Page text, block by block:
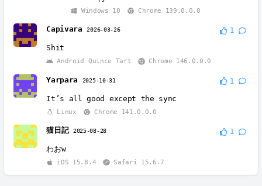
Windows 10
Chrome 139.0.0.0
Capivara 2026-03-26 1
Shit
Android Quince Tart Chrome 146.0.0.0
Yarpara 2025-10-31 1
It’s all good except the sync
Linux Chrome 141.0.0.0
猫日記 2025-08-28 1
わおw
iOS 15.8.4 Safari 15.6.7